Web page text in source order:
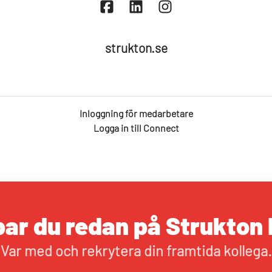
strukton.se
Inloggning för medarbetare
Logga in till Connect
du redan på Strukton
Var med och rekrytera din framtida kollega.